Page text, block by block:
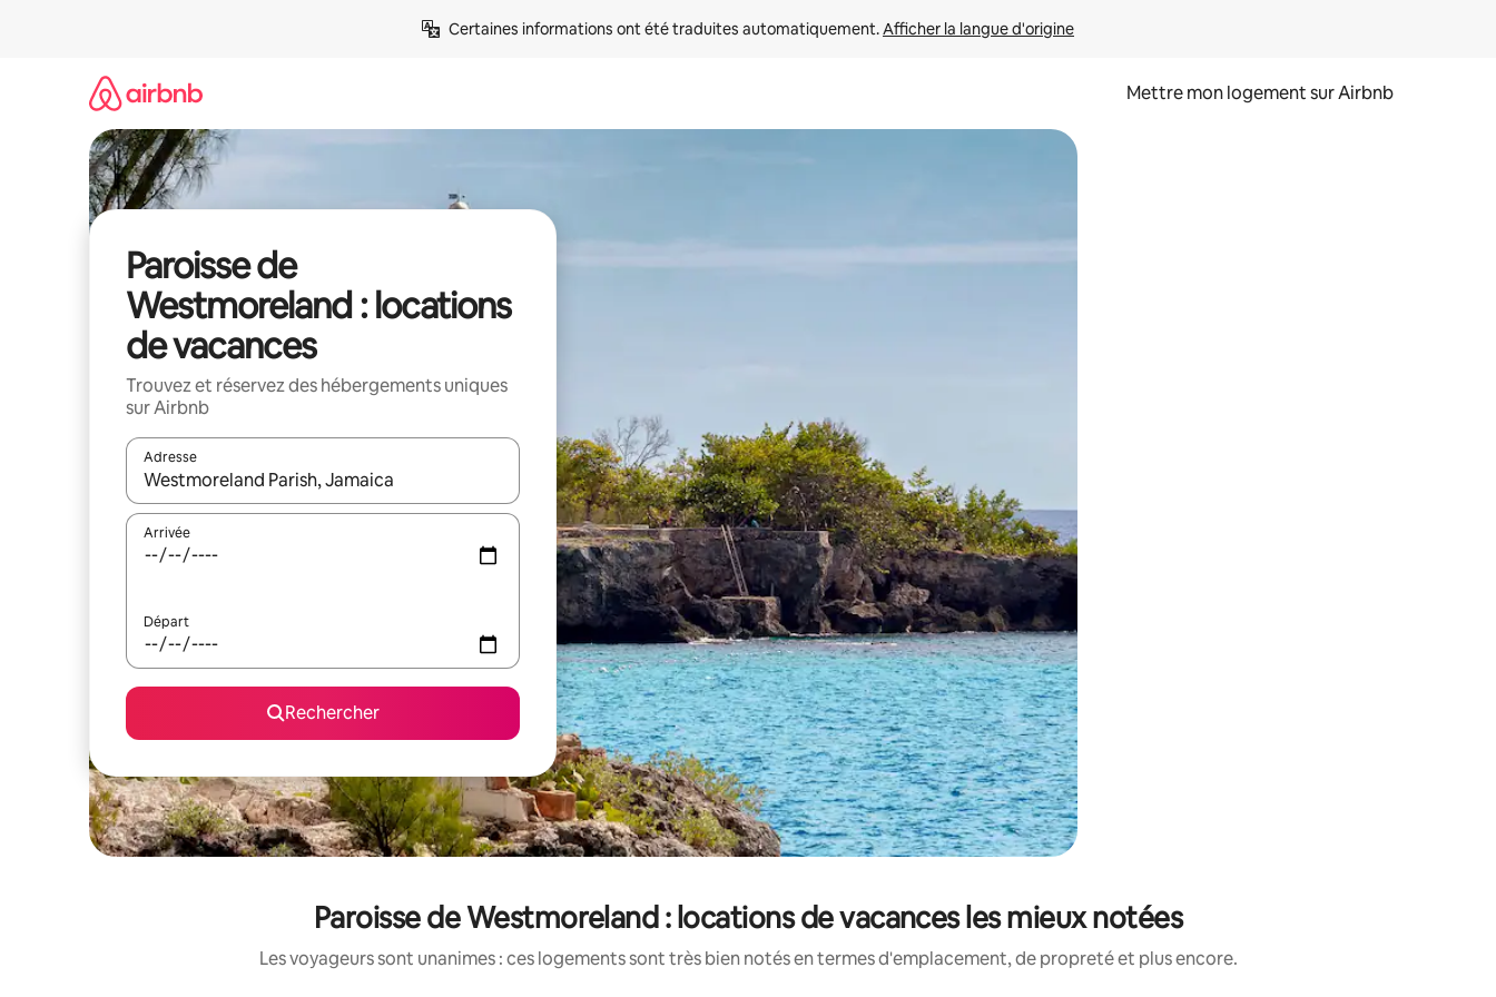
Certaines informations ont été traduites automatiquement. Afficher la langue d'origine
Mettre mon logement sur Airbnb
Paroisse de
Westmoreland : locations
de vacances
Trouvez et réservez des hébergements uniques
sur Airbnb
Adresse
Lorsque les résultats s'affichent, utilisez les flèches vers le haut et vers le bas pour les parcourir ou en appuyant et en faisant glisser.
Arrivée
Départ
Rechercher
Paroisse de Westmoreland : locations de vacances les mieux notées
Les voyageurs sont unanimes : ces logements sont très bien notés en termes d'emplacement, de propreté et plus encore.